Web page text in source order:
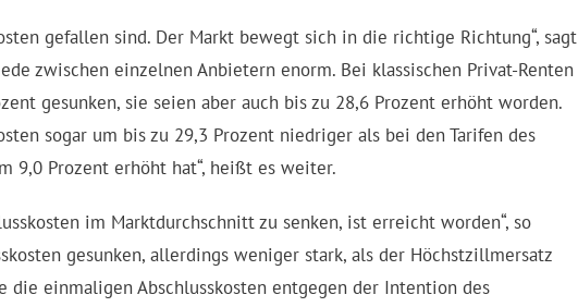
gefallen sind. Der Markt bewegt sich in die richtige Richtung“, sagt
zwischen einzelnen Anbietern enorm. Bei klassischen Privat-Renten
gesunken, sie seien aber auch bis zu 28,6 Prozent erhöht worden.
sogar um bis zu 29,3 Prozent niedriger als bei den Tarifen des
9,0 Prozent erhöht hat“, heißt es weiter.
im Marktdurchschnitt zu senken, ist erreicht worden“, so
gesunken, allerdings weniger stark, als der Höchstzillmersatz
die einmaligen Abschlusskosten entgegen der Intention des